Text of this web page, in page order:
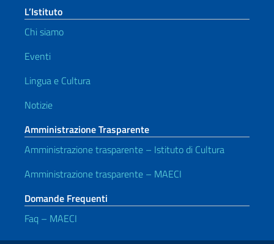
L’Istituto
Chi siamo
Eventi
Lingua e Cultura
Notizie
Amministrazione Trasparente
Amministrazione trasparente – Istituto di Cultura
Amministrazione trasparente – MAECI
Domande Frequenti
Faq – MAECI